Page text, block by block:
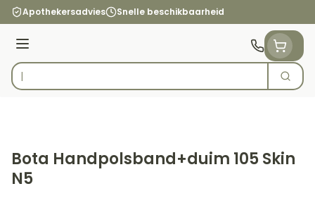
Ga naar de inhoud
Apothekersadvies Snelle beschikbaarheid
Menu
Product, merk, categorie...
Zoek
Bota Handpolsband+duim 105 Skin
N5